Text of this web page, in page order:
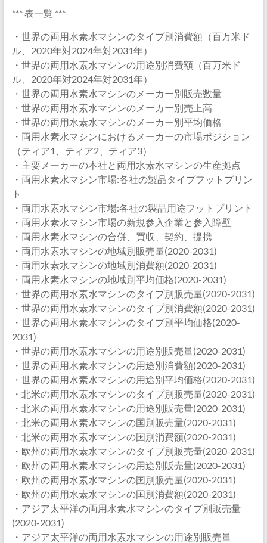
*** 表一覧 ***
・世界の両用水素水マシンのタイプ別消費額（百万米ド
ル、2020年対2024年対2031年）
・世界の両用水素水マシンの用途別消費額（百万米ド
ル、2020年対2024年対2031年）
・世界の両用水素水マシンのメーカー別販売数量
・世界の両用水素水マシンのメーカー別売上高
・世界の両用水素水マシンのメーカー別平均価格
・両用水素水マシンにおけるメーカーの市場ポジション
（ティア1、ティア2、ティア3）
・主要メーカーの本社と両用水素水マシンの生産拠点
・両用水素水マシン市場:各社の製品タイプフットプリン
ト
・両用水素水マシン市場:各社の製品用途フットプリント
・両用水素水マシン市場の新規参入企業と参入障壁
・両用水素水マシンの合併、買収、契約、提携
・両用水素水マシンの地域別販売量(2020-2031)
・両用水素水マシンの地域別消費額(2020-2031)
・両用水素水マシンの地域別平均価格(2020-2031)
・世界の両用水素水マシンのタイプ別販売量(2020-2031)
・世界の両用水素水マシンのタイプ別消費額(2020-2031)
・世界の両用水素水マシンのタイプ別平均価格(2020-
2031)
・世界の両用水素水マシンの用途別販売量(2020-2031)
・世界の両用水素水マシンの用途別消費額(2020-2031)
・世界の両用水素水マシンの用途別平均価格(2020-2031)
・北米の両用水素水マシンのタイプ別販売量(2020-2031)
・北米の両用水素水マシンの用途別販売量(2020-2031)
・北米の両用水素水マシンの国別販売量(2020-2031)
・北米の両用水素水マシンの国別消費額(2020-2031)
・欧州の両用水素水マシンのタイプ別販売量(2020-2031)
・欧州の両用水素水マシンの用途別販売量(2020-2031)
・欧州の両用水素水マシンの国別販売量(2020-2031)
・欧州の両用水素水マシンの国別消費額(2020-2031)
・アジア太平洋の両用水素水マシンのタイプ別販売量
(2020-2031)
・アジア太平洋の両用水素水マシンの用途別販売量